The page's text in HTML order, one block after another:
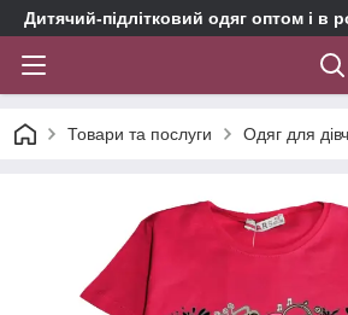
Дитячий-підлітковий одяг оптом і в
Товари та послуги Одяг для